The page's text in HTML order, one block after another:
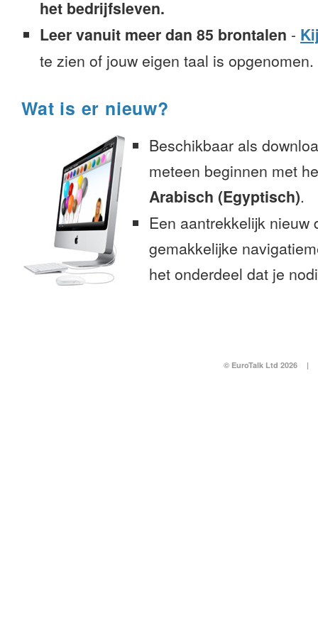
het bedrijfsleven.
Leer vanuit meer dan 85 brontalen -
te zien of jouw eigen taal is opgenomen.
Wat is er nieuw?
Beschikbaar als
meteen beginnen met
Arabisch (Egyptisch).
Een aantrekkelijk nieuw
gemakkelijke
het onderdeel dat je
© EuroTalk Ltd 2026 |